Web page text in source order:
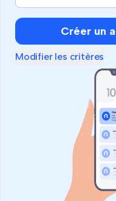
Créer un
Modifier les critères